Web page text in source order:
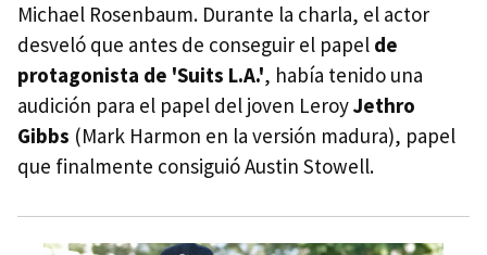
Michael Rosenbaum. Durante la charla, el actor
desveló que antes de conseguir el papel de
protagonista de 'Suits L.A.', había tenido una
audición para el papel del joven LeroyJethro
Gibbs (Mark Harmon en la versión madura), papel
que finalmente consiguió Austin Stowell.